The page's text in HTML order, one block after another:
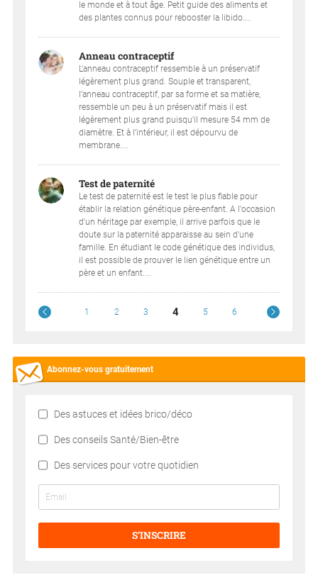
le monde et à tout âge. Petit guide des aliments et
des plantes connus pour rebooster la libido....
Anneau contraceptif
L'anneau contraceptif ressemble à un préservatif
légèrement plus grand. Souple et transparent,
l’anneau contraceptif, par sa forme et sa matière,
ressemble un peu à un préservatif mais il est
légèrement plus grand puisqu’il mesure 54 mm de
diamètre. Et à l’intérieur, il est dépourvu de
membrane....
Test de paternité
Le test de paternité est le test le plus fiable pour
établir la relation génétique père-enfant. A l'occasion
d'un héritage par exemple, il arrive parfois que le
doute sur la paternité apparaisse au sein d'une
famille. En étudiant le code génétique des individus,
il est possible de prouver le lien génétique entre un
père et un enfant....
1 2 3 4 5 6
Abonnez-vous gratuitement
Des astuces et idées brico/déco
Des conseils Santé/Bien-être
Des services pour votre quotidien
S’INSCRIRE